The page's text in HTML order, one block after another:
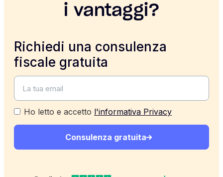
i vantaggi?
Richiedi una consulenza
fiscale gratuita
Ho letto e accetto l'informativa Privacy
Consulenza gratuita